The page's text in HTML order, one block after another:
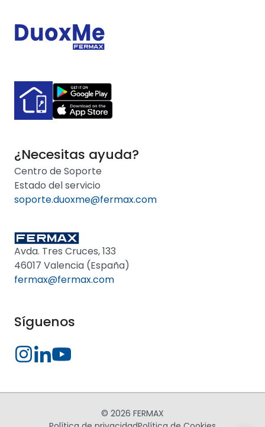
¿Necesitas ayuda?
Centro de Soporte
Estado del servicio
soporte.duoxme@fermax.com
Avda. Tres Cruces, 133
46017 Valencia (España)
fermax@fermax.com
Síguenos
© 2026 FERMAX